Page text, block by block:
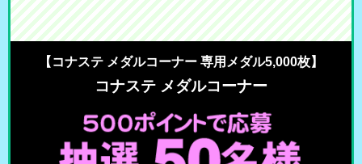
【コナステ メダルコーナー 専用メダル5,000枚】
コナステ メダルコーナー